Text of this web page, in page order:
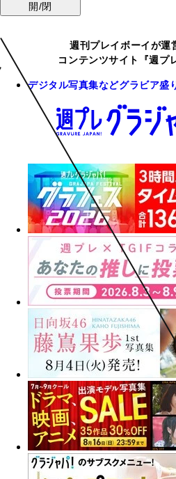
開/閉
週刊プレイボーイが運
コンテンツサイト『週プ
デジタル写真集などグラビア盛